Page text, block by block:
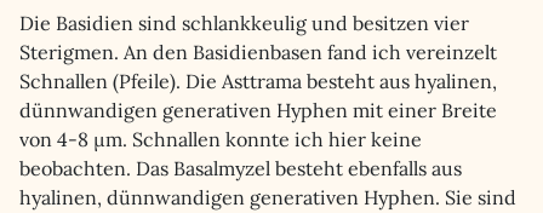
Die Basidien sind schlankkeulig und besitzen vier
Sterigmen. An den Basidienbasen fand ich vereinzelt
Schnallen (Pfeile). Die Asttrama besteht aus hyalinen,
dünnwandigen generativen Hyphen mit einer Breite
von 4-8 µm. Schnallen konnte ich hier keine
beobachten. Das Basalmyzel besteht ebenfalls aus
hyalinen, dünnwandigen generativen Hyphen. Sie sind